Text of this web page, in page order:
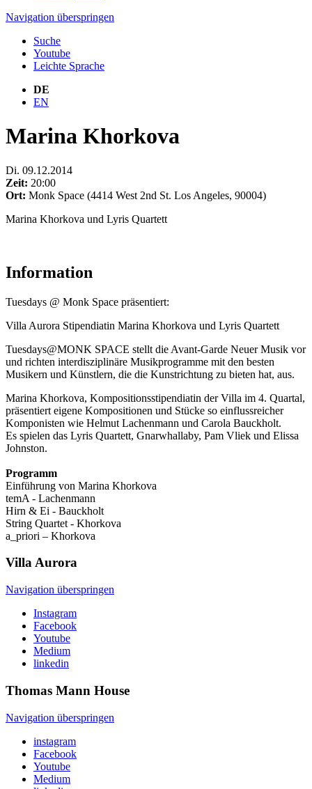
Navigation überspringen
Suche
Youtube
Leichte Sprache
DE
EN
Marina Khorkova
Di. 09.12.2014
Zeit: 20:00
Ort: Monk Space (4414 West 2nd St. Los Angeles, 90004)
Marina Khorkova und Lyris Quartett
Information
Tuesdays @ Monk Space präsentiert:
Villa Aurora Stipendiatin Marina Khorkova und Lyris Quartett
Tuesdays@MONK SPACE stellt die Avant-Garde Neuer Musik vor
und richten interdisziplinäre Musikprogramme mit den besten
Musikern und Künstlern, die die Kunstrichtung zu bieten hat, aus.
Marina Khorkova, Kompositionsstipendiatin der Villa im 4. Quartal,
präsentiert eigene Kompositionen und Stücke so einflussreicher
Komponisten wie Helmut Lachenmann und Carola Bauckholt.
Es spielen das Lyris Quartett, Gnarwhallaby, Pam Vliek und Elissa
Johnston.
Programm
Einführung von Marina Khorkova
temA - Lachenmann
Hirn & Ei - Bauckholt
String Quartet - Khorkova
a_priori – Khorkova
VillaAurora
Navigation überspringen
Instagram
Facebook
Youtube
Medium
linkedin
Thomas Mann House
Navigation überspringen
instagram
Facebook
Youtube
Medium